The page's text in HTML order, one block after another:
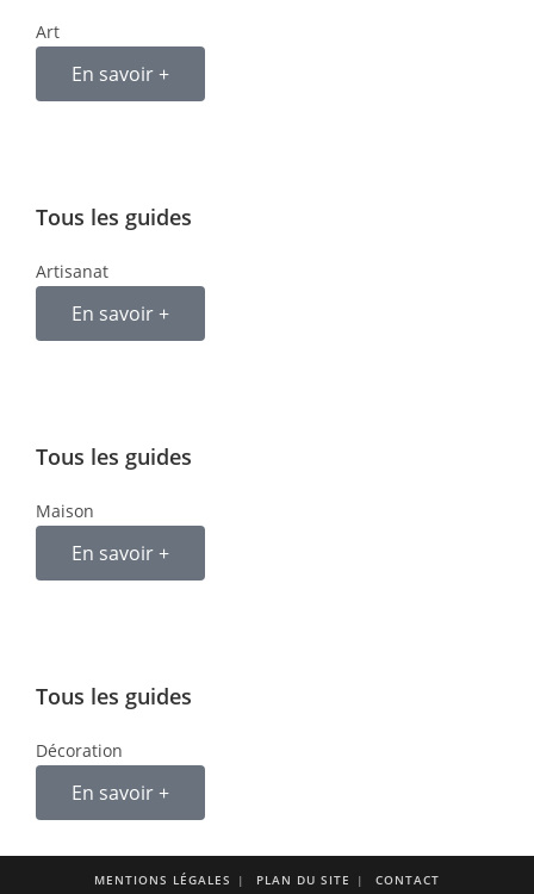
Art
En savoir +
Tous les guides
Artisanat
En savoir +
Tous les guides
Maison
En savoir +
Tous les guides
Décoration
En savoir +
MENTIONS LÉGALES PLAN DU SITE CONTACT